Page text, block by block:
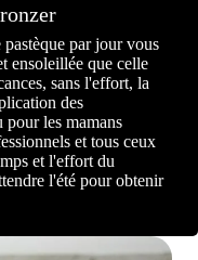
par jour vous
ensoleillée que celle
sans l'effort, la
des
pour les mamans
et tous ceux
et l'effort du
l'été pour obtenir